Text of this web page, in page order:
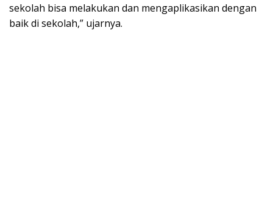
sekolah bisa melakukan dan mengaplikasikan dengan
baik di sekolah,” ujarnya.